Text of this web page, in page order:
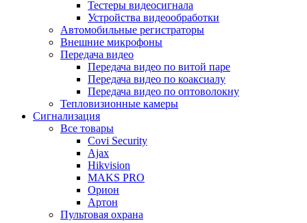
Тестеры видеосигнала
Устройства видеообработки
Автомобильные регистраторы
Внешние микрофоны
Передача видео
Передача видео по витой паре
Передача видео по коаксиалу
Передача видео по оптоволокну
Тепловизионные камеры
Сигнализация
Все товары
Covi Security
Ajax
Hikvision
MAKS PRO
Орион
Артон
Пультовая охрана